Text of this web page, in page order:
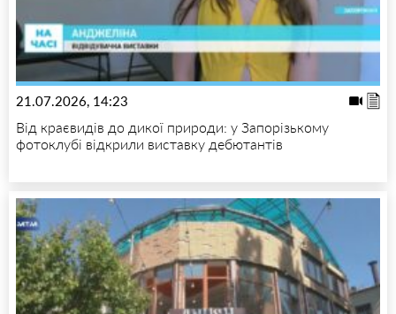
21.07.2026, 14:23
Від краєвидів до дикої природи: у Запорізькому
фотоклубі відкрили виставку дебютантів